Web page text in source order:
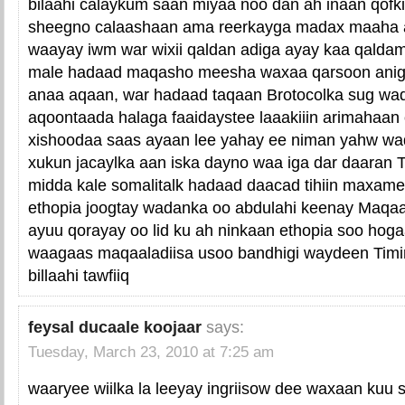
bilaahi calaykum saan miyaa noo dan ah inaan
sheegno calaashaan ama reerkayga madax
waayay iwm war wixii qaldan adiga ayay kaa
male hadaad maqasho meesha waxaa qarsoon
anaa aqaan, war hadaad taqaan Brotocolka sug
aqoontaada halaga faaidaystee laaakiiin
xishoodaa saas ayaan lee yahay ee niman yahw
xukun jacaylka aan iska dayno waa iga dar daaran
midda kale somalitalk hadaad daacad tihiin
ethopia joogtay wadanka oo abdulahi keenay
ayuu qorayay oo lid ku ah ninkaan ethopia soo
waagaas maqaaladiisa usoo bandhigi waydeen
billaahi tawfiiq
feysal ducaale koojaar says:
Tuesday, March 23, 2010 at 7:25 am
waaryee wiilka la leeyay ingriisow dee waxaan kuu